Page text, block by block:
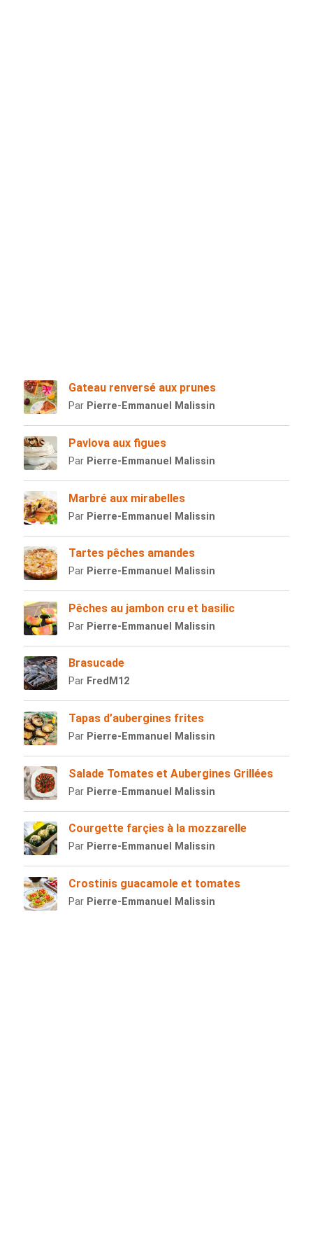
Gateau renversé aux prunes
Par Pierre-Emmanuel Malissin
Pavlova aux figues
Par Pierre-Emmanuel Malissin
Marbré aux mirabelles
Par Pierre-Emmanuel Malissin
Tartes pêches amandes
Par Pierre-Emmanuel Malissin
Pêches au jambon cru et basilic
Par Pierre-Emmanuel Malissin
Brasucade
Par FredM12
Tapas d’aubergines frites
Par Pierre-Emmanuel Malissin
Salade Tomates et Aubergines Grillées
Par Pierre-Emmanuel Malissin
Courgette farçies à la mozzarelle
Par Pierre-Emmanuel Malissin
Crostinis guacamole et tomates
Par Pierre-Emmanuel Malissin